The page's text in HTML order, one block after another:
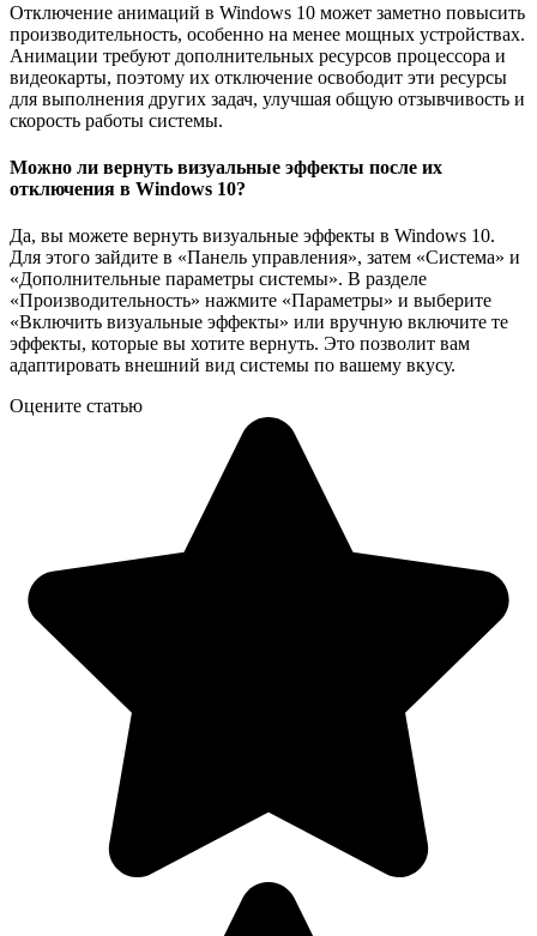
Отключение анимаций в Windows 10 может заметно повысить
производительность, особенно на менее мощных устройствах.
Анимации требуют дополнительных ресурсов процессора и
видеокарты, поэтому их отключение освободит эти ресурсы
для выполнения других задач, улучшая общую отзывчивость и
скорость работы системы.
Можно ли вернуть визуальные эффекты после их
отключения в Windows 10?
Да, вы можете вернуть визуальные эффекты в Windows 10.
Для этого зайдите в «Панель управления», затем «Система» и
«Дополнительные параметры системы». В разделе
«Производительность» нажмите «Параметры» и выберите
«Включить визуальные эффекты» или вручную включите те
эффекты, которые вы хотите вернуть. Это позволит вам
адаптировать внешний вид системы по вашему вкусу.
Оцените статью